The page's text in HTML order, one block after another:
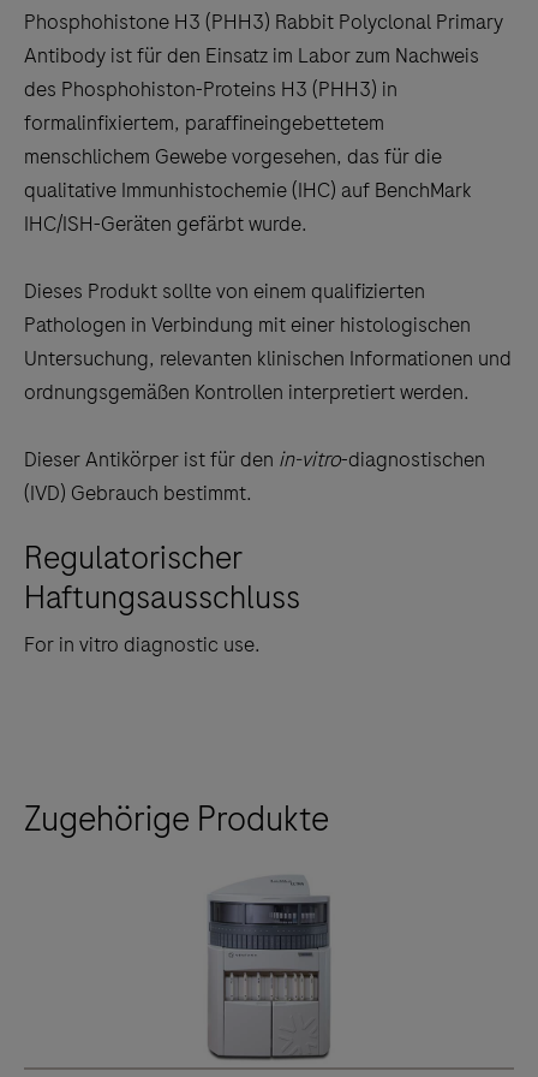
to
scroll
between
the
tabs
Phosphohistone H3 (PHH3) Rabbit Polyclonal Primary
Antibody ist für den Einsatz im Labor zum Nachweis
des Phosphohiston-Proteins H3 (PHH3) in
formalinfixiertem, paraffineingebettetem
menschlichem Gewebe vorgesehen, das für die
qualitative Immunhistochemie (IHC) auf BenchMark
IHC/ISH-Geräten gefärbt wurde.
Dieses Produkt sollte von einem qualifizierten
Pathologen in Verbindung mit einer histologischen
Untersuchung, relevanten klinischen Informationen und
ordnungsgemäßen Kontrollen interpretiert werden.
Dieser Antikörper ist für den in-vitro-diagnostischen
(IVD) Gebrauch bestimmt.
Regulatorischer
Haftungsausschluss
For in vitro diagnostic use.
Zugehörige Produkte